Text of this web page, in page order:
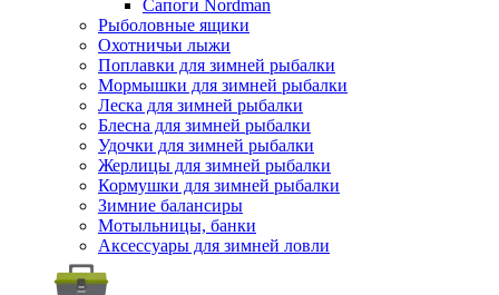
Сапоги Nordman
Рыболовные ящики
Охотничьи лыжи
Поплавки для зимней рыбалки
Мормышки для зимней рыбалки
Леска для зимней рыбалки
Блесна для зимней рыбалки
Удочки для зимней рыбалки
Жерлицы для зимней рыбалки
Кормушки для зимней рыбалки
Зимние балансиры
Мотыльницы, банки
Аксессуары для зимней ловли